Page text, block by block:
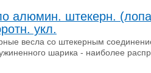
алюмин. штекерн.
укл.
весла со штекерным
шарика - наиболее